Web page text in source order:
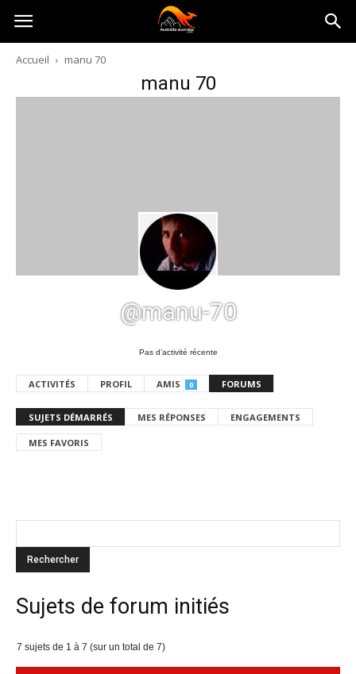
Australia-
australie.com
Accueil manu 70
manu 70
@manu-70
Pas d’activité récente
ACTIVITÉS PROFIL AMIS 0 FORUMS
SUJETS DÉMARRÉS MES RÉPONSES ENGAGEMENTS
MES FAVORIS
Sujets de forum initiés
7 sujets de 1 à 7 (sur un total de 7)